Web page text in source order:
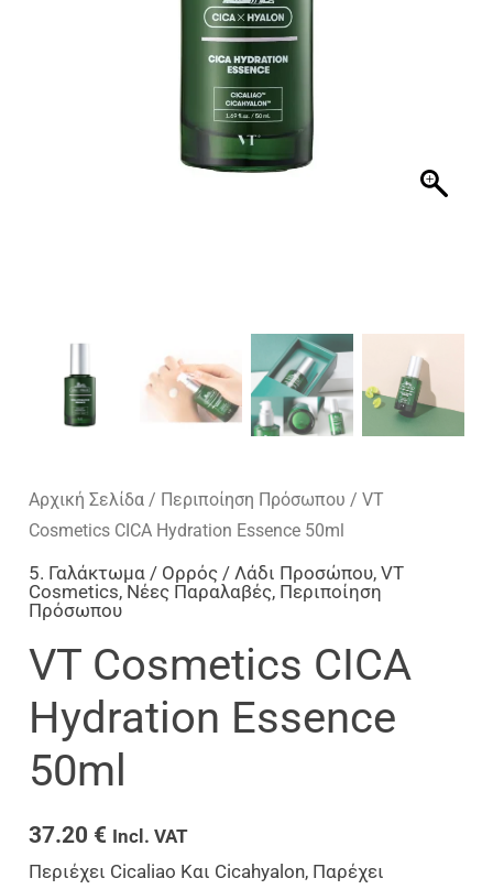
Αρχική Σελίδα / Περιποίηση Πρόσωπου / VT
Cosmetics CICA Hydration Essence 50ml
5. Γαλάκτωμα / Ορρός / Λάδι Προσώπου,VT
Cosmetics, Νέες Παραλαβές, Περιποίηση
Πρόσωπου
VT Cosmetics CICA
Hydration Essence
50ml
37.20 € Incl. VAT
Περιέχει Cicaliao Και Cicahyalon, Παρέχει